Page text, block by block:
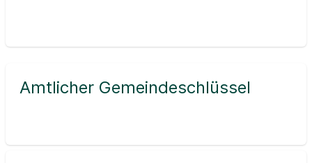
Amtlicher Gemeindeschlüssel